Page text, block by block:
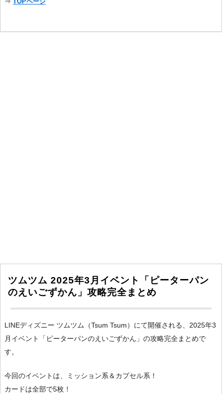
ツムツム 2025年3月イベント「ピーターパン
のえいごずかん」攻略完全まとめ
LINEディズニー ツムツム（Tsum Tsum）にて開催される、2025年3
月イベント「ピーターパンのえいごずかん」の攻略完全まとめで
す。
今回のイベントは、ミッション系＆カプセル系！
カードは全部で5枚！